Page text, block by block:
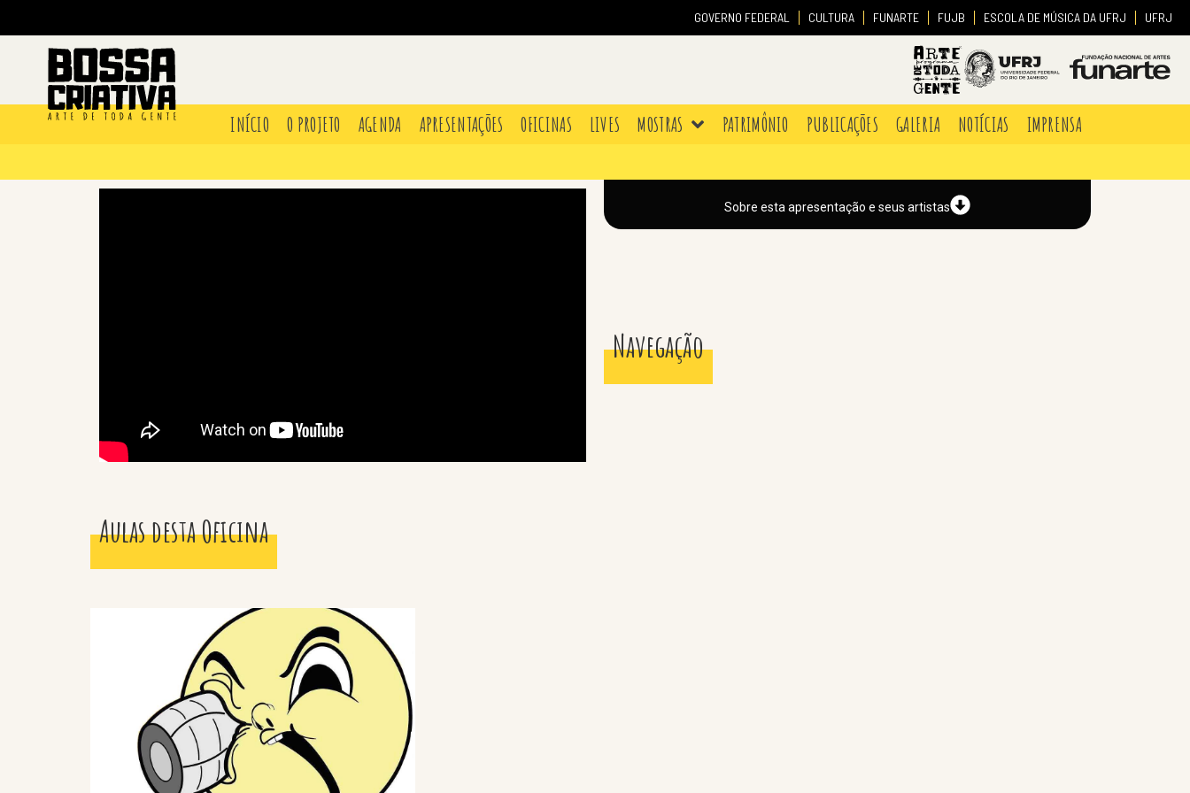
GOVERNO FEDERAL CULTURA FUNARTE FUJB ESCOLA DE MÚSICA DA UFRJ UFRJ
INÍCIO O PROJETO AGENDA APRESENTAÇÕES OFICINAS LIVES MOSTRAS PATRIMÔNIO PUBLICAÇÕES GALERIA NOTÍCIAS IMPRENSA
Sobre esta apresentação e seus artistas
Navegação
Aulas desta Oficina